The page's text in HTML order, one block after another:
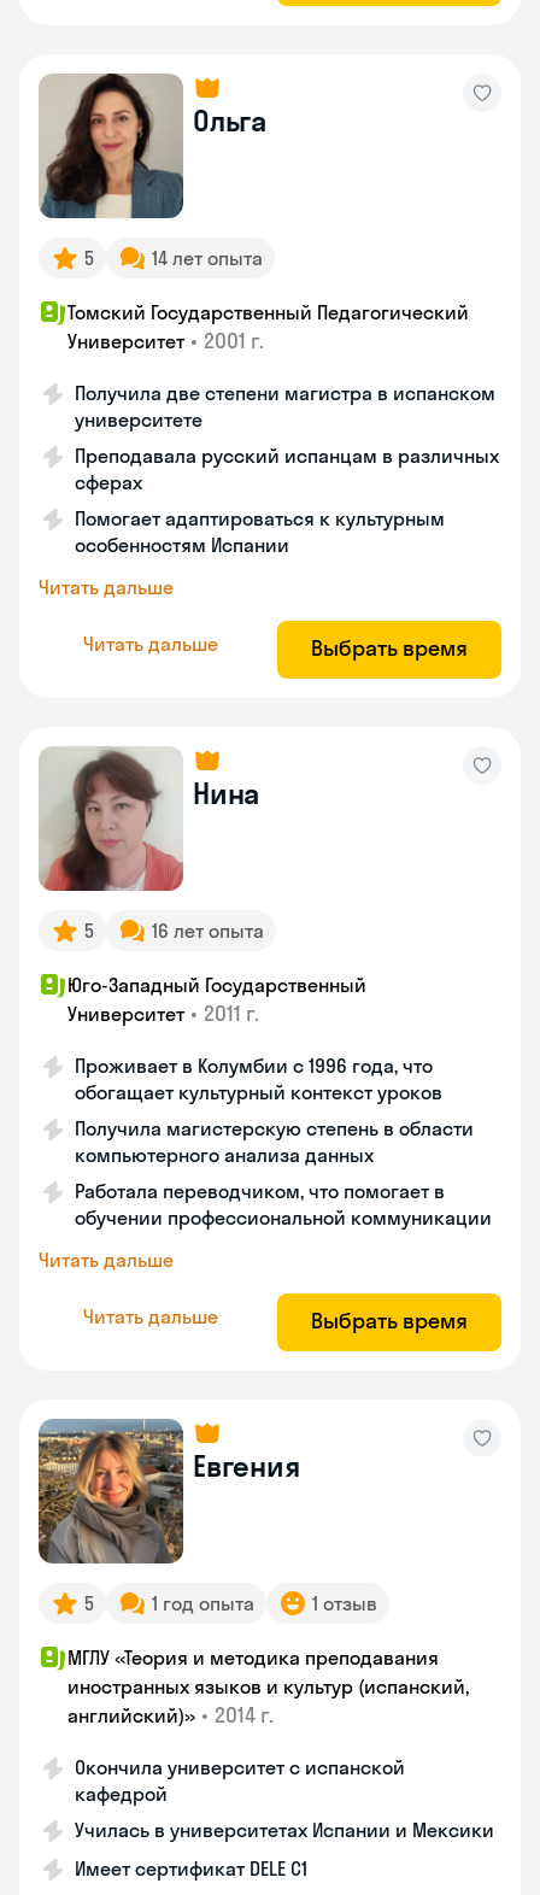
Ольга
5 14 лет опыта
Томский Государственный Педагогический
Университет • 2001 г.
Получила две степени магистра в испанском
университете
Преподавала русский испанцам в различных
сферах
Помогает адаптироваться к культурным
особенностям Испании
Читать дальше
Читать дальше Выбрать время
Нина
5 16 лет опыта
Юго-Западный Государственный
Университет • 2011 г.
Проживает в Колумбии с 1996 года, что
обогащает культурный контекст уроков
Получила магистерскую степень в области
компьютерного анализа данных
Работала переводчиком, что помогает в
обучении профессиональной коммуникации
Читать дальше
Читать дальше Выбрать время
Евгения
5 1 год опыта 1 отзыв
МГЛУ «Теория и методика преподавания
иностранных языков и культур (испанский,
английский)» • 2014 г.
Окончила университет с испанской
кафедрой
Училась в университетах Испании и Мексики
Имеет сертификат DELE C1